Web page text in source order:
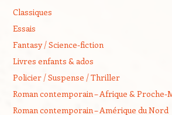
Classiques
Essais
Fantasy / Science-fiction
Livres enfants & ados
Policier / Suspense / Thriller
Roman contemporain – Afrique & Proche-
Roman contemporain – Amérique du Nord